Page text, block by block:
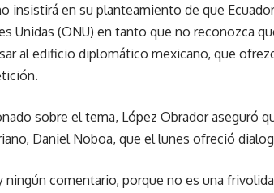
insistirá en su planteamiento de que
Unidas (ONU) en tanto que no reconozca
al edificio diplomático mexicano, que
sobre el tema, López Obrador aseguró
Daniel Noboa, que el lunes ofreció
ningún comentario, porque no es una